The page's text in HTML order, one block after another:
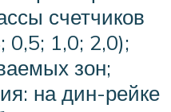
счетчиков
0,5; 1,0; 2,0);
зон;
на дин-рейке